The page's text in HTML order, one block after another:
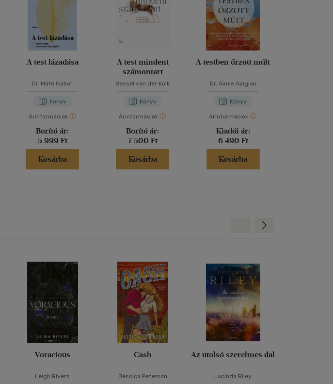
A test lázadása
Dr. Máté Gábor
Könyv
Árinformációk
Borító ár:
5 999 Ft
Kosárba
A test mindent
számontart
Bessel van der Kolk
Könyv
Árinformációk
Borító ár:
7 500 Ft
Kosárba
A testben őrzött múlt
Dr. Aimie Apigian
Könyv
Árinformációk
Kiadói ár:
6 490 Ft
Kosárba
Voracious
Leigh Rivers
Cash
Jessica Peterson
Az utolsó szerelmes dal
Lucinda Riley
Előre